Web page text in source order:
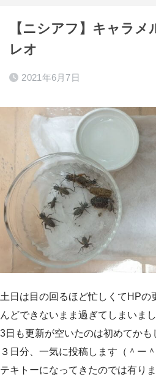
【ニシアフ】キャラメ
レオ
2021年6月7日
土日は目の回るほど忙しくてHPの
んどできないまま過ぎてしまいまし
3日も更新が空いたのは初めてかも
３日分、一気に投稿します（＾ー＾
テキトーになってきたのでは有り